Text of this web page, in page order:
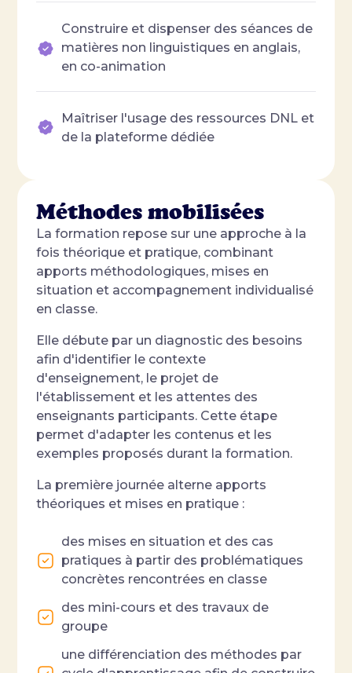
Construire et dispenser des séances de
matières non linguistiques en anglais,
en co-animation
Maîtriser l'usage des ressources DNL et
de la plateforme dédiée
Méthodes mobilisées
La formation repose sur une approche à la
fois théorique et pratique, combinant
apports méthodologiques, mises en
situation et accompagnement individualisé
en classe.
Elle débute par un diagnostic des besoins
afin d'identifier le contexte
d'enseignement, le projet de
l'établissement et les attentes des
enseignants participants. Cette étape
permet d'adapter les contenus et les
exemples proposés durant la formation.
La première journée alterne apports
théoriques et mises en pratique :
des mises en situation et des cas
pratiques à partir des problématiques
concrètes rencontrées en classe
des mini-cours et des travaux de
groupe
une différenciation des méthodes par